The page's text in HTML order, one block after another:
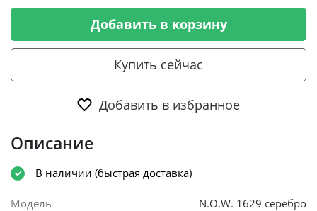
Добавить в корзину
Купить сейчас
Добавить в избранное
Описание
В наличии (быстрая доставка)
Модель
N.O.W. 1629 серебро